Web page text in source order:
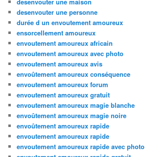
desenvouter une personne
durée d un envoutement amoureux
ensorcellement amoureux
envoutement amoureux africain
envoutement amoureux avec photo
envoutement amoureux avis
envoûtement amoureux conséquence
envoutement amoureux forum
envoutement amoureux gratuit
envoutement amoureux magie blanche
envoûtement amoureux magie noire
envoûtement amoureux rapide
envoutement amoureux rapide
envoutement amoureux rapide avec photo